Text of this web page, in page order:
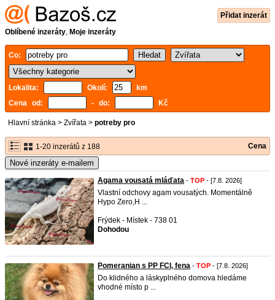
Přidat inzerát
Oblíbené inzeráty, Moje inzeráty
Co:
Lokalita: Okolí:
km
Cena od:
- do: Kč
Hlavní stránka > Zvířata > potreby pro
1-20 inzerátů z 188 Cena
Nové inzeráty e-mailem
Agama vousatá mláďata - TOP - [7.8. 2026]
Vlastní odchovy agam vousatých. Momentálně
Hypo Zero,H ...
Frýdek - Místek - 738 01
Dohodou
Pomeranian s PP FCI, fena - TOP - [7.8. 2026]
Do klidného a láskyplného domova hledáme
vhodné místo p ...